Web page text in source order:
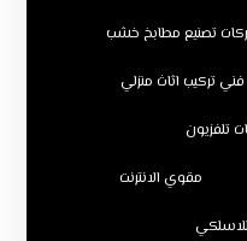
تصنيع مطابخ خشب
فني تركيب اثاث منزلي
تلفزيون
مقوي الانترنت